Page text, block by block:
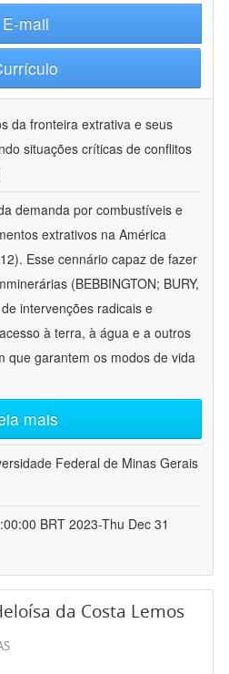
E-mail
da fronteira extrativa e seus
situações críticas de conflitos
demanda por combustíveis e
extrativos na América
Esse cennário capaz de fazer
(BEBBINGTON; BURY,
intervenções radicais e
à terra, à água e a outros
que garantem os modos de vida
mais
Federal de Minas Gerais
BRT 2023-Thu Dec 31
da Costa Lemos